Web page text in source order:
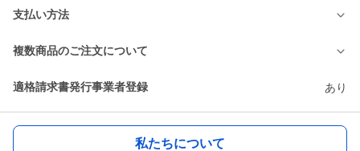
支払い方法
複数商品のご注文について
適格請求書発行事業者登録 あり
私たちについて